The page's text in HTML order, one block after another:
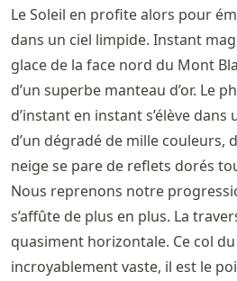
Le Soleil en profite alors pour
dans un ciel limpide. Instant
glace de la face nord du Mont
d’un superbe manteau d’or. Le
d’instant en instant s’élève dans
d’un dégradé de mille couleurs,
neige se pare de reflets dorés
Nous reprenons notre
s’affûte de plus en plus. La
quasiment horizontale. Ce col
incroyablement vaste, il est le